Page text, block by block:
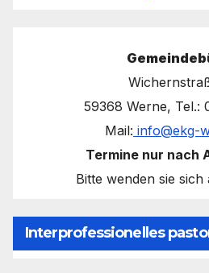
59368 Werne, Tel.:
Mail: info@ekg-
Termine nur nach
Bitte wenden sie sich
Interprofessionelles